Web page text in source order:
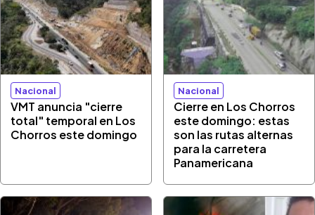
Nacional
VMT anuncia "cierre
total" temporal en Los
Chorros este domingo
Nacional
Cierre en Los Chorros
este domingo: estas
son las rutas alternas
para la carretera
Panamericana